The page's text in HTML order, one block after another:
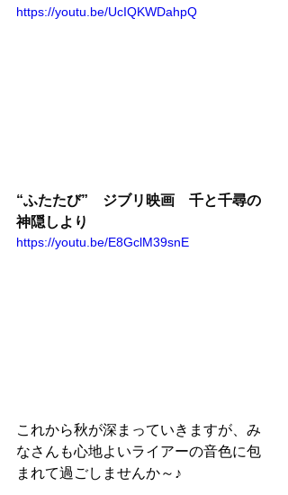
https://youtu.be/UcIQKWDahpQ
“ふたたび”　ジブリ映画　千と千尋の
神隠しより
https://youtu.be/E8GclM39snE
これから秋が深まっていきますが、み
なさんも心地よいライアーの音色に包
まれて過ごしませんか～♪